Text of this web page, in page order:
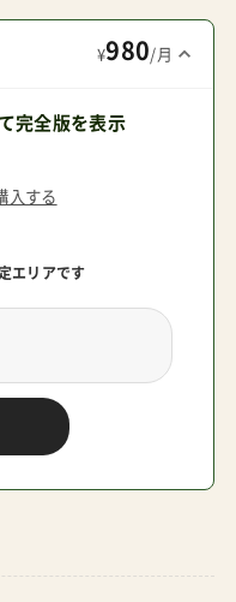
の強化により耐久
安心感が増しました
）で4歳ま
大進化！3.新カラー
をラインナップ。
モダンな印象。フ
ーとして注目です
深みのあるブラッ
ァッションにも合
¥980/月
完全版を表示
入する
エリアです